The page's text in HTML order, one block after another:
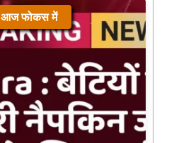
आज फोकस में